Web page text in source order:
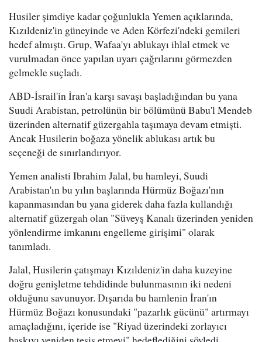
Husiler şimdiye kadar çoğunlukla Yemen açıklarında,
Kızıldeniz'in güneyinde ve Aden Körfezi'ndeki gemileri
hedef almıştı. Grup, Wafaa'yı ablukayı ihlal etmek ve
vurulmadan önce yapılan uyarı çağrılarını görmezden
gelmekle suçladı.
ABD-İsrail'in İran'a karşı savaşı başladığından bu yana
Suudi Arabistan, petrolünün bir bölümünü Babu'l Mendeb
üzerinden alternatif güzergahla taşımaya devam etmişti.
Ancak Husilerin boğaza yönelik ablukası artık bu
seçeneği de sınırlandırıyor.
Yemen analisti Ibrahim Jalal, bu hamleyi, Suudi
Arabistan'ın bu yılın başlarında Hürmüz Boğazı'nın
kapanmasından bu yana giderek daha fazla kullandığı
alternatif güzergah olan "Süveyş Kanalı üzerinden yeniden
yönlendirme imkanını engelleme girişimi" olarak
tanımladı.
Jalal, Husilerin çatışmayı Kızıldeniz'in daha kuzeyine
doğru genişletme tehdidinde bulunmasının iki nedeni
olduğunu savunuyor. Dışarıda bu hamlenin İran'ın
Hürmüz Boğazı konusundaki "pazarlık gücünü" artırmayı
amaçladığını, içeride ise "Riyad üzerindeki zorlayıcı